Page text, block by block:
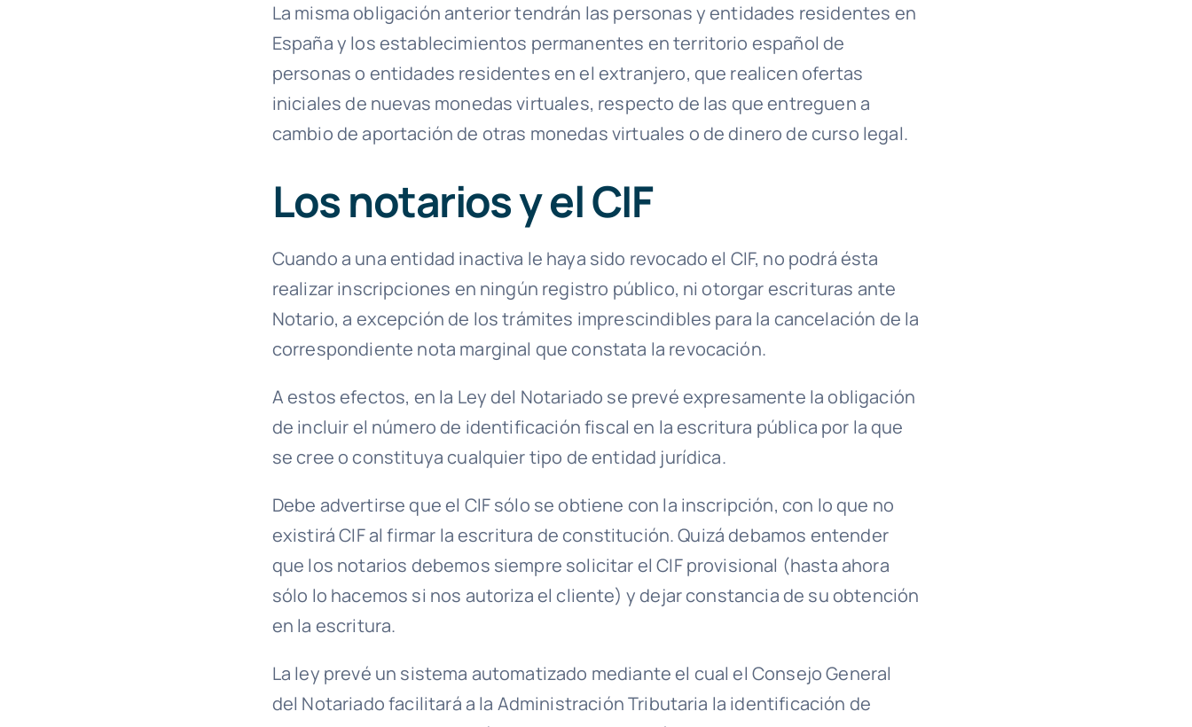
La misma obligación anterior tendrán las personas y entidades residentes en
España y los establecimientos permanentes en territorio español de
personas o entidades residentes en el extranjero, que realicen ofertas
iniciales de nuevas monedas virtuales, respecto de las que entreguen a
cambio de aportación de otras monedas virtuales o de dinero de curso legal.
Los notarios y el CIF
Cuando a una entidad inactiva le haya sido revocado el CIF, no podrá ésta
realizar inscripciones en ningún registro público, ni otorgar escrituras ante
Notario, a excepción de los trámites imprescindibles para la cancelación de la
correspondiente nota marginal que constata la revocación.
A estos efectos, en la Ley del Notariado se prevé expresamente la obligación
de incluir el número de identificación fiscal en la escritura pública por la que
se cree o constituya cualquier tipo de entidad jurídica.
Debe advertirse que el CIF sólo se obtiene con la inscripción, con lo que no
existirá CIF al firmar la escritura de constitución. Quizá debamos entender
que los notarios debemos siempre solicitar el CIF provisional (hasta ahora
sólo lo hacemos si nos autoriza el cliente) y dejar constancia de su obtención
en la escritura.
La ley prevé un sistema automatizado mediante el cual el Consejo General
del Notariado facilitará a la Administración Tributaria la identificación de